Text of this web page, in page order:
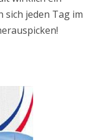
sich jeden Tag im